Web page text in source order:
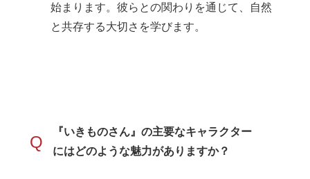
始まります。彼らとの関わりを通じて、自然
と共存する大切さを学びます。
Q
『いきものさん』の主要なキャラクター
にはどのような魅力がありますか？